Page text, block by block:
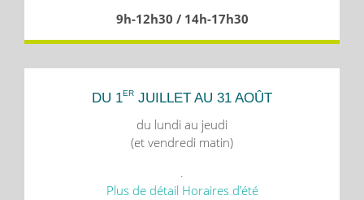
9h-12h30 / 14h-17h30
DU 1ER JUILLET AU 31 AOÛT
du lundi au jeudi
(et vendredi matin)
.
Plus de détail Horaires d’été